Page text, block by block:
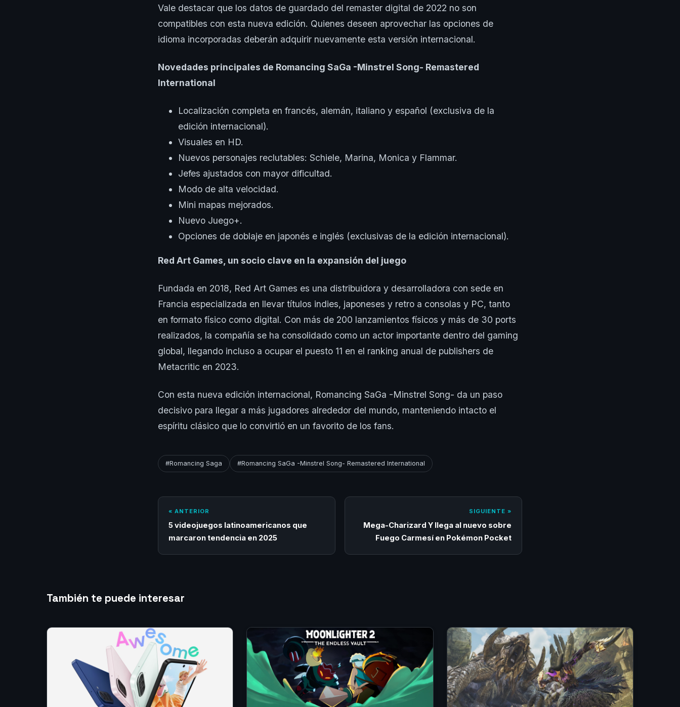
Vale destacar que los datos de guardado del remaster digital de 2022 no son
compatibles con esta nueva edición. Quienes deseen aprovechar las opciones de
idioma incorporadas deberán adquirir nuevamente esta versión internacional.
Novedades principales de Romancing SaGa -Minstrel Song- Remastered
International
Localización completa en francés, alemán, italiano y español (exclusiva de la
edición internacional).
Visuales en HD.
Nuevos personajes reclutables: Schiele, Marina, Monica y Flammar.
Jefes ajustados con mayor dificultad.
Modo de alta velocidad.
Mini mapas mejorados.
Nuevo Juego+.
Opciones de doblaje en japonés e inglés (exclusivas de la edición internacional).
Red Art Games, un socio clave en la expansión del juego
Fundada en 2018, Red Art Games es una distribuidora y desarrolladora con sede en
Francia especializada en llevar títulos indies, japoneses y retro a consolas y PC, tanto
en formato físico como digital. Con más de 200 lanzamientos físicos y más de 30 ports
realizados, la compañía se ha consolidado como un actor importante dentro del gaming
global, llegando incluso a ocupar el puesto 11 en el ranking anual de publishers de
Metacritic en 2023.
Con esta nueva edición internacional, Romancing SaGa -Minstrel Song- da un paso
decisivo para llegar a más jugadores alrededor del mundo, manteniendo intacto el
espíritu clásico que lo convirtió en un favorito de los fans.
#Romancing Saga #Romancing SaGa -Minstrel Song- Remastered International
« ANTERIOR
5 videojuegos latinoamericanos que
marcaron tendencia en 2025
SIGUIENTE »
Mega-Charizard Y llega al nuevo sobre
Fuego Carmesí en Pokémon Pocket
También te puede interesar